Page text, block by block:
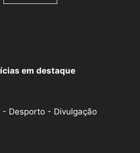
em destaque
- Desporto - Divulgação